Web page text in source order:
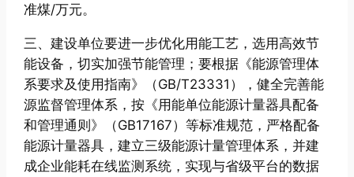
准煤/万元。
三、建设单位要进一步优化用能工艺，选用高效节
能设备，切实加强节能管理；要根据《能源管理体
系要求及使用指南》（GB/T23331），健全完善能
源监督管理体系，按《用能单位能源计量器具配备
和管理通则》（GB17167）等标准规范，严格配备
能源计量器具，建立三级能源计量管理体系，并建
成企业能耗在线监测系统，实现与省级平台的数据